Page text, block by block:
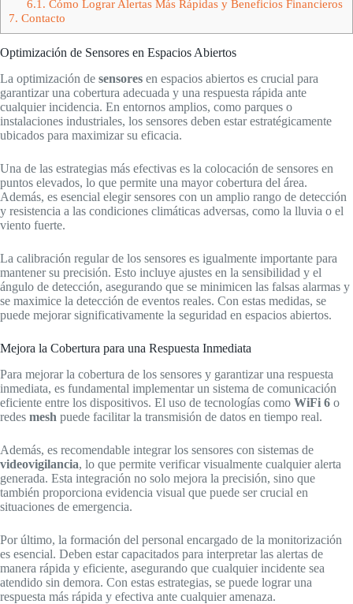
6.1. Cómo Lograr Alertas Más Rápidas y Beneficios Financieros
7. Contacto
Optimización de Sensores en Espacios Abiertos
La optimización de sensores en espacios abiertos es crucial para
garantizar una cobertura adecuada y una respuesta rápida ante
cualquier incidencia. En entornos amplios, como parques o
instalaciones industriales, los sensores deben estar estratégicamente
ubicados para maximizar su eficacia.
Una de las estrategias más efectivas es la colocación de sensores en
puntos elevados, lo que permite una mayor cobertura del área.
Además, es esencial elegir sensores con un amplio rango de detección
y resistencia a las condiciones climáticas adversas, como la lluvia o el
viento fuerte.
La calibración regular de los sensores es igualmente importante para
mantener su precisión. Esto incluye ajustes en la sensibilidad y el
ángulo de detección, asegurando que se minimicen las falsas alarmas y
se maximice la detección de eventos reales. Con estas medidas, se
puede mejorar significativamente la seguridad en espacios abiertos.
Mejora la Cobertura para una Respuesta Inmediata
Para mejorar la cobertura de los sensores y garantizar una respuesta
inmediata, es fundamental implementar un sistema de comunicación
eficiente entre los dispositivos. El uso de tecnologías como WiFi 6 o
redes mesh puede facilitar la transmisión de datos en tiempo real.
Además, es recomendable integrar los sensores con sistemas de
videovigilancia, lo que permite verificar visualmente cualquier alerta
generada. Esta integración no solo mejora la precisión, sino que
también proporciona evidencia visual que puede ser crucial en
situaciones de emergencia.
Por último, la formación del personal encargado de la monitorización
es esencial. Deben estar capacitados para interpretar las alertas de
manera rápida y eficiente, asegurando que cualquier incidente sea
atendido sin demora. Con estas estrategias, se puede lograr una
respuesta más rápida y efectiva ante cualquier amenaza.